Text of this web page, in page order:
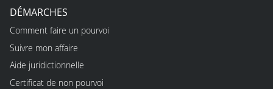
DÉMARCHES
Comment faire un pourvoi
Suivre mon affaire
Aide juridictionnelle
Certificat de non pourvoi